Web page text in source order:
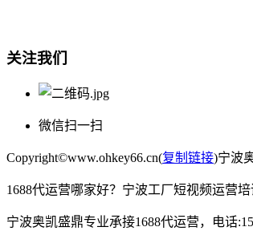
关注我们
微信扫一扫
Copyright©www.ohkey66.cn(复制链接)宁波
1688代运营哪家好？宁波工厂短视频运营
宁波奥凯盛鼎专业承接1688代运营，电话